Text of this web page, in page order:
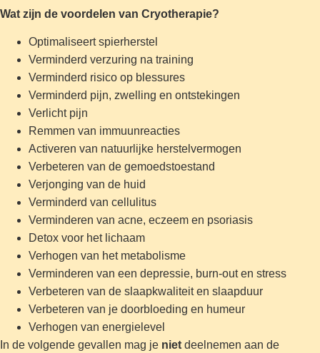
Wat zijn de voordelen van Cryotherapie?
Optimaliseert spierherstel
Verminderd verzuring na training
Verminderd risico op blessures
Verminderd pijn, zwelling en ontstekingen
Verlicht pijn
Remmen van immuunreacties
Activeren van natuurlijke herstelvermogen
Verbeteren van de gemoedstoestand
Verjonging van de huid
Verminderd van cellulitus
Verminderen van acne, eczeem en psoriasis
Detox voor het lichaam
Verhogen van het metabolisme
Verminderen van een depressie, burn-out en stress
Verbeteren van de slaapkwaliteit en slaapduur
Verbeteren van je doorbloeding en humeur
Verhogen van energielevel
In de volgende gevallen mag je niet deelnemen aan de